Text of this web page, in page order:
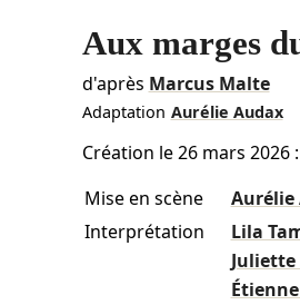
Aux marges
d'après Marcus Malte
Adaptation Aurélie Audax
Création le26 mars 2026:
Mise en scène
Aurélie
Interprétation
Lila
Juliette